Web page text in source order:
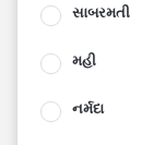
સાબરમતી
મહી
નર્મદા